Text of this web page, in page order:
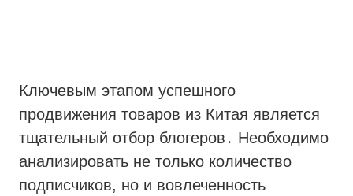
Ключевым этапом успешного
продвижения товаров из Китая является
тщательный отбор блогеров․ Необходимо
анализировать не только количество
подписчиков, но и вовлеченность